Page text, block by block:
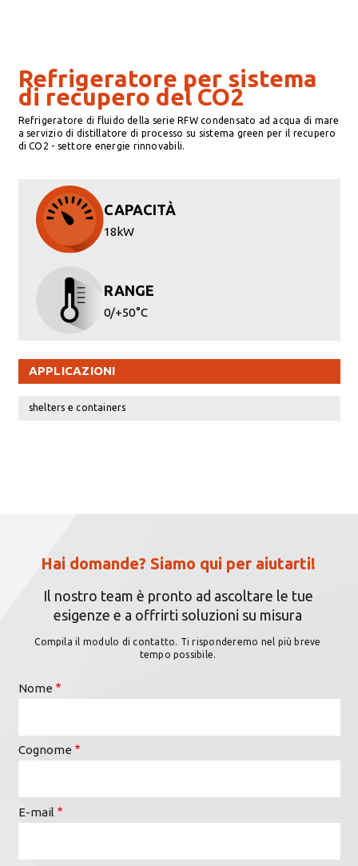
Refrigeratore per sistema
di recupero del CO2
Refrigeratore di fluido della serie RFW condensato ad acqua di mare
a servizio di distillatore di processo su sistema green per il recupero
di CO2 - settore energie rinnovabili.
CAPACITÀ
18kW
RANGE
0/+50°C
APPLICAZIONI
shelters e containers
Hai domande? Siamo qui per aiutarti!
Il nostro team è pronto ad ascoltare le tue
esigenze e a offrirti soluzioni su misura
Compila il modulo di contatto. Ti risponderemo nel più breve
tempo possibile.
Nome
Cognome
E-mail